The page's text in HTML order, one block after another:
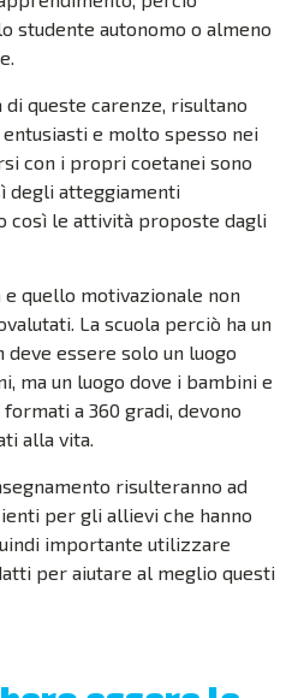
studente autonomo o almeno
di queste carenze, risultano
e molto spesso nei
con i propri coetanei sono
degli atteggiamenti
così le attività proposte dagli
quello motivazionale non
La scuola perciò ha un
essere solo un luogo
ma un luogo dove i bambini e
a 360 gradi, devono
alla vita.
risulteranno ad
per gli allievi che hanno
importante utilizzare
per aiutare al meglio questi